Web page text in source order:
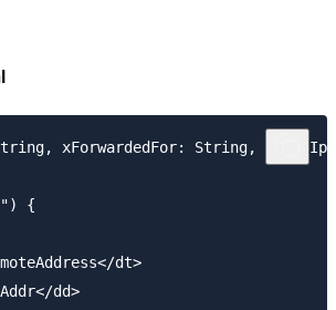
String, xForwardedFor: String,
{
dt>
dd>